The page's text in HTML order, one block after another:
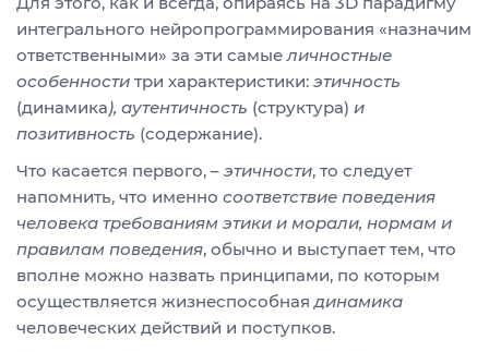
интегрального нейропрограммирования «назначим
ответственными» за эти самые личностные
особенности три характеристики: этичность
(динамика), аутентичность (структура) и
позитивность (содержание).
Что касается первого, – этичности, то следует
напомнить, что именно соответствие поведения
человека требованиям этики и морали, нормам и
правилам поведения, обычно и выступает тем, что
вполне можно назвать принципами, по которым
осуществляется жизнеспособная динамика
человеческих действий и поступков.